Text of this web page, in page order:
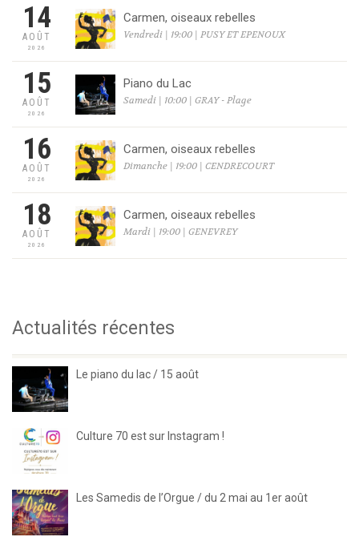
14
AOÛT
2026
Carmen, oiseaux rebelles
Vendredi | 19:00 | PUSY ET EPENOUX
15
AOÛT
2026
Piano du Lac
Samedi | 10:00 | GRAY - Plage
16
AOÛT
2026
Carmen, oiseaux rebelles
Dimanche | 19:00 | CENDRECOURT
18
AOÛT
2026
Carmen, oiseaux rebelles
Mardi | 19:00 | GENEVREY
Actualités récentes
Le piano du lac / 15 août
Culture 70 est sur Instagram !
Les Samedis de l’Orgue / du 2 mai au 1er août